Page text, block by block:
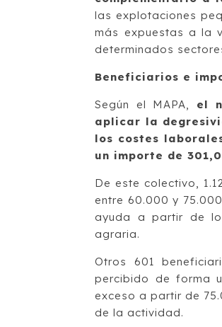
las explotaciones
más expuestas a la
determinados
Beneficiarios e
Según el MAPA, el
aplicar la
los costes
un importe de
De este colectivo,
entre 60.000 y
ayuda a partir de
agraria.
Otros 601
percibido de forma
exceso a partir de
de la actividad.